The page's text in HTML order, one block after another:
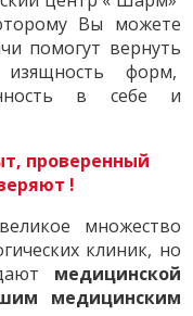
Вы можете
помогут вернуть
форм,
в себе и
проверенный
!
множество
клиник, но
медицинской
медицинским